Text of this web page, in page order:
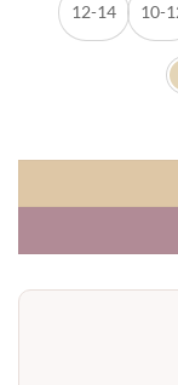
12-14